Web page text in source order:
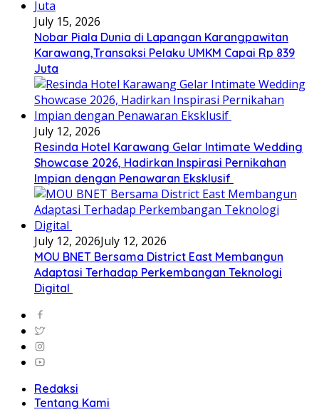
July 15, 2026
Nobar Piala Dunia di Lapangan Karangpawitan
Karawang,Transaksi Pelaku UMKM Capai Rp 839
Juta
July 12, 2026
Resinda Hotel Karawang Gelar Intimate Wedding
Showcase 2026, Hadirkan Inspirasi Pernikahan
Impian dengan Penawaran Eksklusif
July 12, 2026July 12, 2026
MOU BNET Bersama District East Membangun
Adaptasi Terhadap Perkembangan Teknologi
Digital
Redaksi
Tentang Kami